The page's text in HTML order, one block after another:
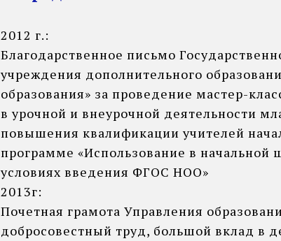
2012 г.:
Благодарственное письмо
учреждения дополнительного
образования» за проведение мастер-
в урочной и внеурочной деятельности
повышения квалификации учителей
программе «Использование в начальной
условиях введения ФГОС НОО»
2013г:
Почетная грамота Управления
добросовестный труд, большой вклад в